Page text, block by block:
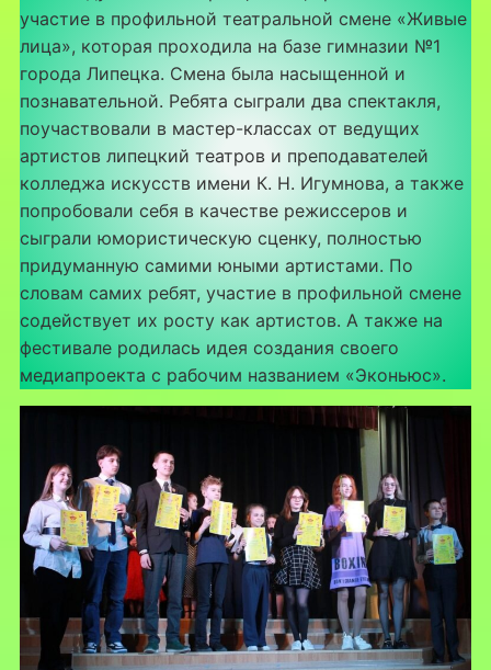
участие в профильной театральной смене «Живые
лица», которая проходила на базе гимназии №1
города Липецка. Смена была насыщенной и
познавательной. Ребята сыграли два спектакля,
поучаствовали в мастер-классах от ведущих
артистов липецкий театров и преподавателей
колледжа искусств имени К. Н. Игумнова, а также
попробовали себя в качестве режиссеров и
сыграли юмористическую сценку, полностью
придуманную самими юными артистами. По
словам самих ребят, участие в профильной смене
содействует их росту как артистов. А также на
фестивале родилась идея создания своего
медиапроекта с рабочим названием «Эконьюс».